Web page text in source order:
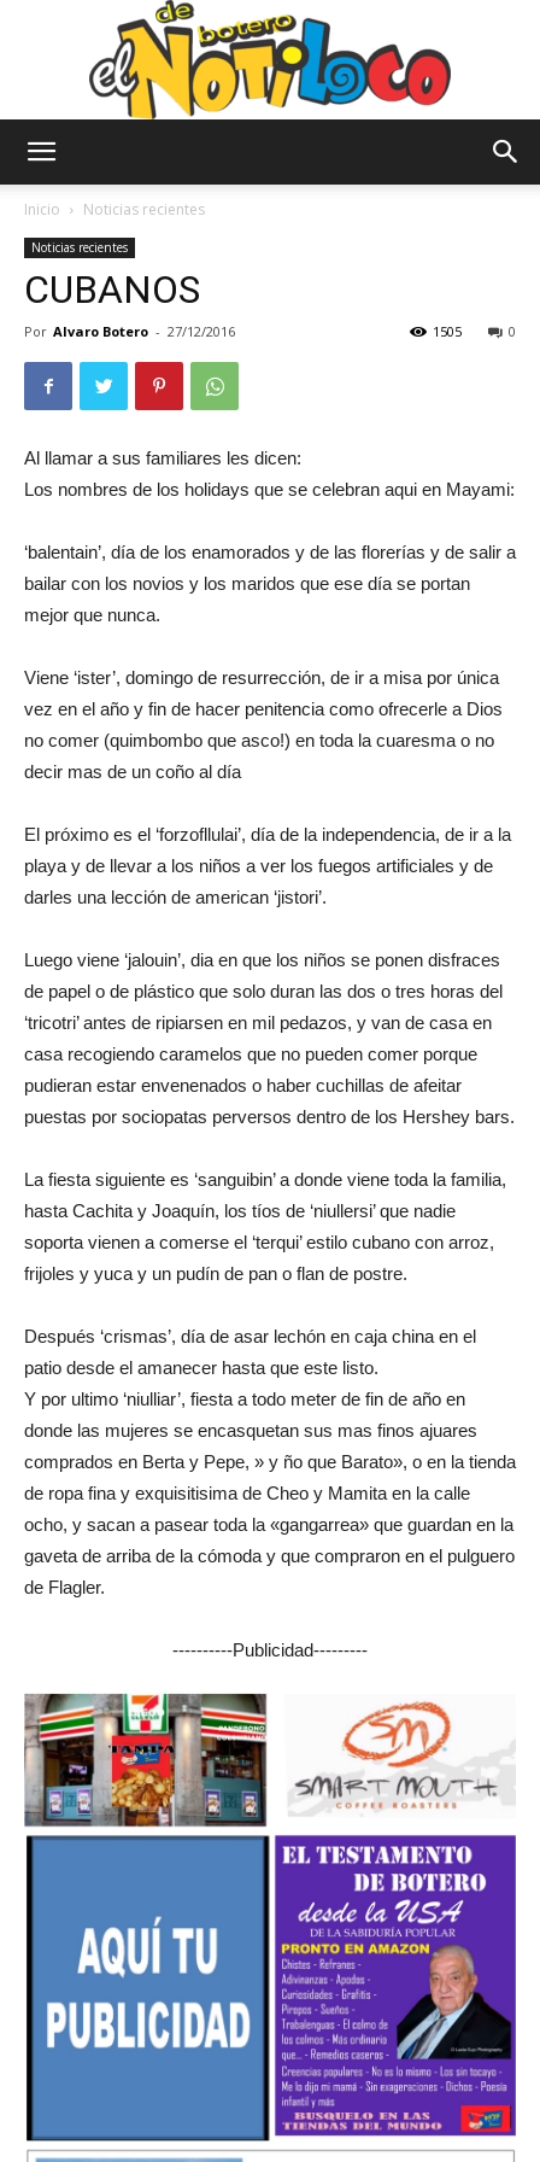
Botero
Inicio Noticias recientes
Noticias recientes
CUBANOS
Por Alvaro Botero - 27/12/2016 0
1505
Al llamar a sus familiares les dicen:
Los nombres de los holidays que se celebran aqui en Mayami:
‘balentain’, día de los enamorados y de las florerías y de salir a
bailar con los novios y los maridos que ese día se portan
mejor que nunca.
Viene ‘ister’, domingo de resurrección, de ir a misa por única
vez en el año y fin de hacer penitencia como ofrecerle a Dios
no comer (quimbombo que asco!) en toda la cuaresma o no
decir mas de un coño al día
El próximo es el ‘forzofllulai’, día de la independencia, de ir a la
playa y de llevar a los niños a ver los fuegos artificiales y de
darles una lección de american ‘jistori’.
Luego viene ‘jalouin’, dia en que los niños se ponen disfraces
de papel o de plástico que solo duran las dos o tres horas del
‘tricotri’ antes de ripiarsen en mil pedazos, y van de casa en
casa recogiendo caramelos que no pueden comer porque
pudieran estar envenenados o haber cuchillas de afeitar
puestas por sociopatas perversos dentro de los Hershey bars.
La fiesta siguiente es ‘sanguibin’ a donde viene toda la familia,
hasta Cachita y Joaquín, los tíos de ‘niullersi’ que nadie
soporta vienen a comerse el ‘terqui’ estilo cubano con arroz,
frijoles y yuca y un pudín de pan o flan de postre.
Después ‘crismas’, día de asar lechón en caja china en el
patio desde el amanecer hasta que este listo.
Y por ultimo ‘niulliar’, fiesta a todo meter de fin de año en
donde las mujeres se encasquetan sus mas finos ajuares
comprados en Berta y Pepe, » y ño que Barato», o en la tienda
de ropa fina y exquisitisima de Cheo y Mamita en la calle
ocho, y sacan a pasear toda la «gangarrea» que guardan en la
gaveta de arriba de la cómoda y que compraron en el pulguero
de Flagler.
----------Publicidad---------